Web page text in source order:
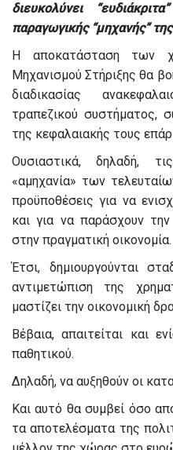
διευκολύνει
παραγωγικής “μηχανής”
Η αποκατάσταση των
Μηχανισμού Στήριξης θα
διαδικασίας
τραπεζικού συστήματος,
της κεφαλαιακής τους
Ουσιαστικά, δηλαδή,
«αμηχανία» των
προϋποθέσεις για να
και για να παράσχουν
στην πραγματική οικονομία.
Έτσι, δημιουργούνται
αντιμετώπιση της
μαστίζει την οικονομική
Βέβαια, απαιτείται και
παθητικού.
Δηλαδή, να αυξηθούν οι
Και αυτό θα συμβεί όσο
τα αποτελέσματα της